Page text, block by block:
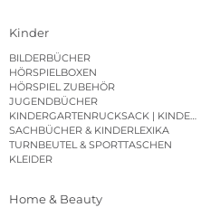
Kinder
BILDERBÜCHER
HÖRSPIELBOXEN
HÖRSPIEL ZUBEHÖR
JUGENDBÜCHER
SACHBÜCHER & KINDERLEXIKA
TURNBEUTEL & SPORTTASCHEN
KLEIDER
Home & Beauty